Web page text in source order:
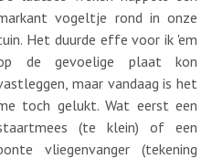
vogeltje rond in onze
Het duurde effe voor ik 'em
de gevoelige plaat kon
maar vandaag is het
toch gelukt. Wat eerst een
(te klein) of een
vliegenvanger (tekening